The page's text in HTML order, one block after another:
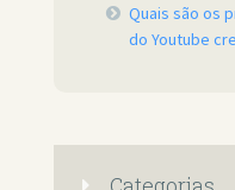
Quais são os
do Youtube